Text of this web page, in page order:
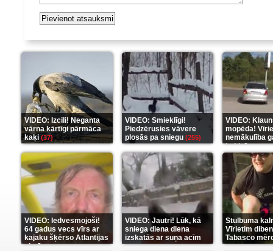
VIDEO: Izcili! Neganta
vārna kārtīgi pārmāca
kaķi(37)
VIDEO: Smieklīgi!
Piedzērusies vāvere
plosās pa sniegu (255)
VIDEO:
mopēda!
nemākulība
beidzās ar
(289)
VIDEO: Iedvesmojoši!
64 gadus vecs vīrs ar
kajaku šķērso Atlantijas
okeānu(5)
VIDEO: Jautri! Lūk, kā
sniega diena diena
izskatās ar suņa acīm
(6)
Stulbuma
Vīrietim
Tabasco
(7)